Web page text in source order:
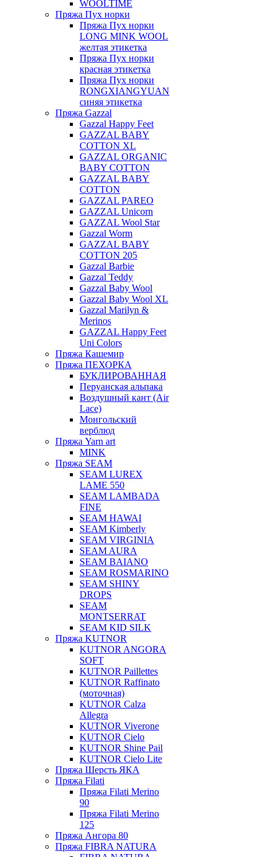
WOOLTIME
Пряжа Пух норки
Пряжа Пух норки
LONG MINK WOOL
желтая этикетка
Пряжа Пух норки
красная этикетка
Пряжа Пух норки
RONGXIANGYUAN
синяя этикетка
Пряжа Gazzal
Gazzal Happy Feet
GAZZAL BABY
COTTON XL
GAZZAL ORGANIC
BABY COTTON
GAZZAL BABY
COTTON
GAZZAL PAREO
GAZZAL Unicorn
GAZZAL Wool Star
Gazzal Worm
GAZZAL BABY
COTTON 205
Gazzal Barbie
Gazzal Teddy
Gazzal Baby Wool
Gazzal Baby Wool XL
Gazzal Marilyn &
Merinos
GAZZAL Happy Feet
Uni Colors
Пряжа Кашемир
Пряжа ПЕХОРКА
БУКЛИРОВАННАЯ
Перуанская альпака
Воздушный кант (Air
Lace)
Монгольский
верблюд
Пряжа Yarn art
MINK
Пряжа SEAM
SEAM LUREX
LAME 550
SEAM LAMBADA
FINE
SEAM HAWAI
SEAM Kimberly
SEAM VIRGINIA
SEAM AURA
SEAM BAIANO
SEAM ROSMARINO
SEAM SHINY
DROPS
SEAM
MONTSERRAT
SEAM KID SILK
Пряжа KUTNOR
KUTNOR ANGORA
SOFT
KUTNOR Paillettes
KUTNOR Raffinato
(моточная)
KUTNOR Calza
Allegra
KUTNOR Viverone
KUTNOR Cielo
KUTNOR Shine Pail
KUTNOR Cielo Lite
Пряжа Шерсть ЯКА
Пряжа Filati
Пряжа Filati Merino
90
Пряжа Filati Merino
125
Пряжа Ангора 80
Пряжа FIBRA NATURA